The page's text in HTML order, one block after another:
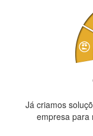
Já criamos
empresa para